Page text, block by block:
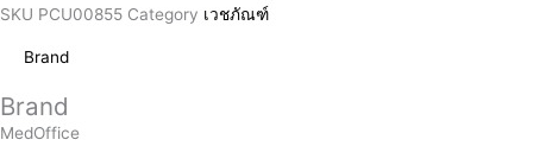
SKU PCU00855 Category เวชภัณฑ์
Brand
Brand
MedOffice